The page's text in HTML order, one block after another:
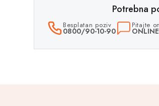
Potrebna
Besplatan poziv
0800/90-10-90
Pitajte